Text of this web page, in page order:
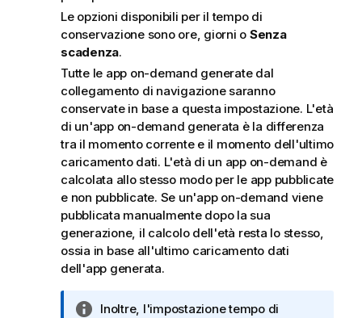
Le opzioni disponibili per il tempo di
conservazione sono ore, giorni o Senza
scadenza.
Tutte le app on-demand generate dal
collegamento di navigazione saranno
conservate in base a questa impostazione. L'età
di un'app on-demand generata è la differenza
tra il momento corrente e il momento dell'ultimo
caricamento dati. L'età di un app on-demand è
calcolata allo stesso modo per le app pubblicate
e non pubblicate. Se un'app on-demand viene
pubblicata manualmente dopo la sua
generazione, il calcolo dell'età resta lo stesso,
ossia in base all'ultimo caricamento dati
dell'app generata.
N
Inoltre, l'impostazione tempo di